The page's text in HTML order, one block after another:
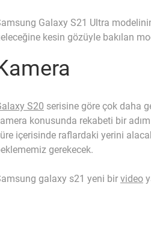
Galaxy S21 Ultra
kesin gözüyle bakılan
S20 serisine göre çok daha
konusunda rekabeti bir
içerisinde raflardaki yerini
gerekecek.
galaxy s21 yeni bir video